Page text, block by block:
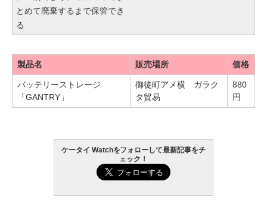
とめて廃棄するまで保管でき
る
製品名 販売場所 価格
バッテリーストレージ
「GANTRY」
御徒町アメ横 ガラク
タ貿易
880
円
ケータイ Watchをフォローして最新記事をチ
ェック！